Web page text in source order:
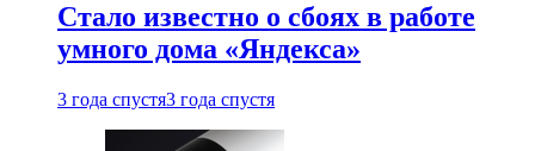
Стало известно о сбоях в работе
умного дома «Яндекса»
3 года спустя3 года спустя